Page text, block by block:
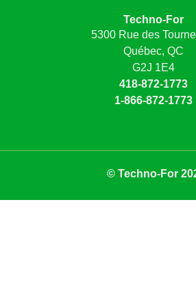
Techno-For
5300 Rue des
Québec, QC
G2J 1E4
418-872-1773
1-866-872-1773
© Techno-For